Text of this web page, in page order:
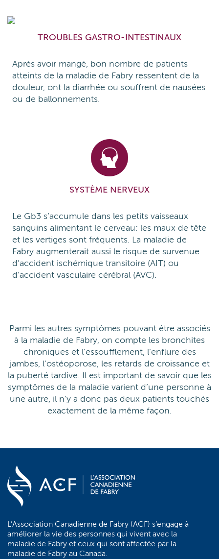
TROUBLES GASTRO-INTESTINAUX
Après avoir mangé, bon nombre de patients
atteints de la maladie de Fabry ressentent de la
douleur, ont la diarrhée ou souffrent de nausées
ou de ballonnements.
SYSTÈME NERVEUX
Le Gb3 s’accumule dans les petits vaisseaux
sanguins alimentant le cerveau; les maux de tête
et les vertiges sont fréquents. La maladie de
Fabry augmenterait aussi le risque de survenue
d’accident ischémique transitoire (AIT) ou
d’accident vasculaire cérébral (AVC).
Parmi les autres symptômes pouvant être associés
à la maladie de Fabry, on compte les bronchites
chroniques et l’essoufflement, l’enflure des
jambes, l’ostéoporose, les retards de croissance et
la puberté tardive. Il est important de savoir que les
symptômes de la maladie varient d’une personne à
une autre, il n’y a donc pas deux patients touchés
exactement de la même façon.
L’Association Canadienne de Fabry (ACF) s’engage à
améliorer la vie des personnes qui vivent avec la
maladie de Fabry et ceux qui sont affectée par la
maladie de Fabry au Canada.